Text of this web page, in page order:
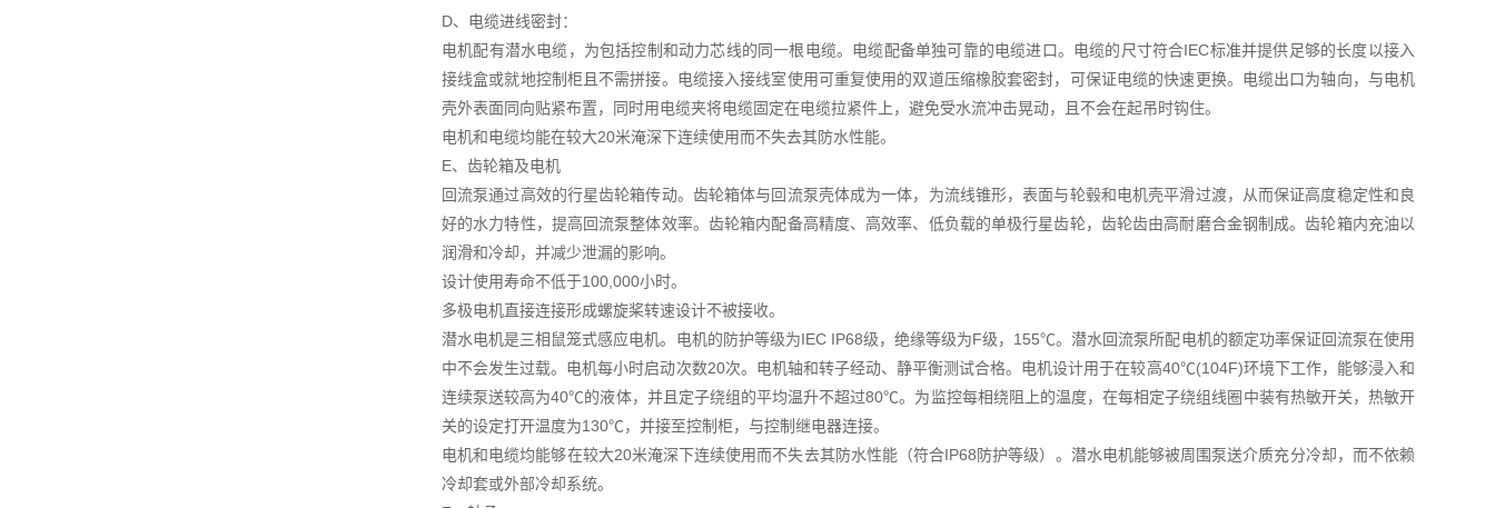
D、电缆进线密封：
电机配有潜水电缆，为包括控制和动力芯线的同一根电缆。电缆配备单独可靠的电缆进口。电缆的尺寸符合IEC标准并提供足够的长度以接入
接线盒或就地控制柜且不需拼接。电缆接入接线室使用可重复使用的双道压缩橡胶套密封，可保证电缆的快速更换。电缆出口为轴向，与电机
壳外表面同向贴紧布置，同时用电缆夹将电缆固定在电缆拉紧件上，避免受水流冲击晃动，且不会在起吊时钩住。
电机和电缆均能在较大20米淹深下连续使用而不失去其防水性能。
E、齿轮箱及电机
回流泵通过高效的行星齿轮箱传动。齿轮箱体与回流泵壳体成为一体，为流线锥形，表面与轮毂和电机壳平滑过渡，从而保证高度稳定性和良
好的水力特性，提高回流泵整体效率。齿轮箱内配备高精度、高效率、低负载的单极行星齿轮，齿轮齿由高耐磨合金钢制成。齿轮箱内充油以
润滑和冷却，并减少泄漏的影响。
设计使用寿命不低于100,000小时。
多极电机直接连接形成螺旋桨转速设计不被接收。
潜水电机是三相鼠笼式感应电机。电机的防护等级为IEC IP68级，绝缘等级为F级，155℃。潜水回流泵所配电机的额定功率保证回流泵在使用
中不会发生过载。电机每小时启动次数20次。电机轴和转子经动、静平衡测试合格。电机设计用于在较高40℃(104F)环境下工作，能够浸入和
连续泵送较高为40℃的液体，并且定子绕组的平均温升不超过80℃。为监控每相绕阻上的温度，在每相定子绕组线圈中装有热敏开关，热敏开
关的设定打开温度为130℃，并接至控制柜，与控制继电器连接。
电机和电缆均能够在较大20米淹深下连续使用而不失去其防水性能（符合IP68防护等级）。潜水电机能够被周围泵送介质充分冷却，而不依赖
冷却套或外部冷却系统。